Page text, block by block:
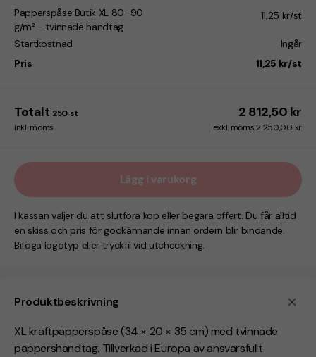
Produktbeskrivning
XL kraftpapperspåse (34 × 20 × 35 cm) med tvinnade
pappershandtag. Tillverkad i Europa av ansvarsfullt
Papperspåse Butik XL 80–90
g/m² - tvinnade handtag
11,25 kr/st
Startkostnad
Ingår
Pris
11,25 kr/st
Totalt 250 st 2 812,50 kr
inkl. moms exkl. moms 2 250,00 kr
Lägg i varukorg
I kassan väljer du att slutföra köp eller begära offert. Du får alltid
en skiss och pris för godkännande innan ordern blir bindande.
Bifoga logotyp eller tryckfil vid utcheckning.